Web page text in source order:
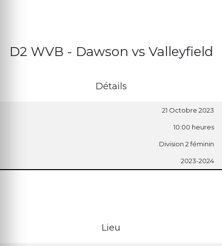
D2 WVB - Dawson vs Valleyfield
Détails
21 Octobre 2023
10:00 heures
Division 2 féminin
2023-2024
Lieu